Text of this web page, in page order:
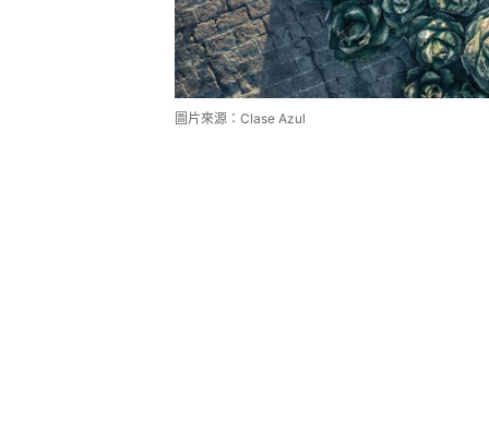
圖片來源：Clase Azul